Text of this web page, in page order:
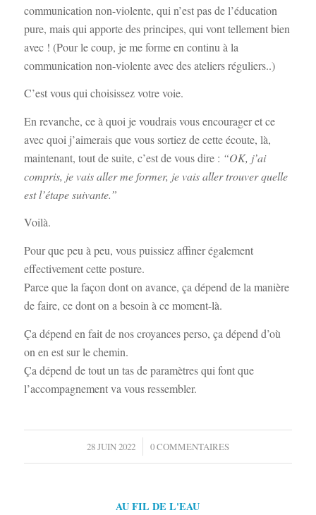
communication non-violente, qui n’est pas de l’éducation
pure, mais qui apporte des principes, qui vont tellement bien
avec ! (Pour le coup, je me forme en continu à la
communication non-violente avec des ateliers réguliers..)
C’est vous qui choisissez votre voie.
En revanche, ce à quoi je voudrais vous encourager et ce
avec quoi j’aimerais que vous sortiez de cette écoute, là,
maintenant, tout de suite, c’est de vous dire : “OK, j’ai
compris, je vais aller me former, je vais aller trouver quelle
est l’étape suivante.”
Voilà.
Pour que peu à peu, vous puissiez affiner également
effectivement cette posture.
Parce que la façon dont on avance, ça dépend de la manière
de faire, ce dont on a besoin à ce moment-là.
Ça dépend en fait de nos croyances perso, ça dépend d’où
on en est sur le chemin.
Ça dépend de tout un tas de paramètres qui font que
l’accompagnement va vous ressembler.
28 JUIN 2022
/ 0 COMMENTAIRES
AU FIL DE L'EAU